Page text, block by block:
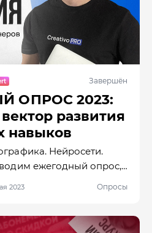
Завершён
ОПРОС 2023:
развития
навыков
Нейросети.
ежегодный опрос,
навыки и потребности в
ваших ответов мы
создаем новые
2023 Опросы